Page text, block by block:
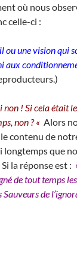
où nous
celle-ci :
ou une vision qui
aux
non ! Si cela était
non ? « Alors
contenu de
longtemps que
la réponse est :
de tout temps
de